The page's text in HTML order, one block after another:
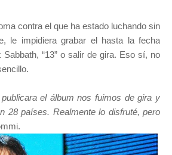
contra el que ha estado luchando sin
le impidiera grabar el hasta la fecha
“13” o salir de gira. Eso sí, no
el álbum nos fuimos de gira y
28 países. Realmente lo disfruté, pero